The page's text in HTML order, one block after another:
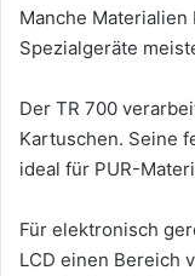
Manche
Spezialgeräte
Der TR 700
Kartuschen. Seine
ideal für PUR-
Für elektronisch
LCD einen Bereich